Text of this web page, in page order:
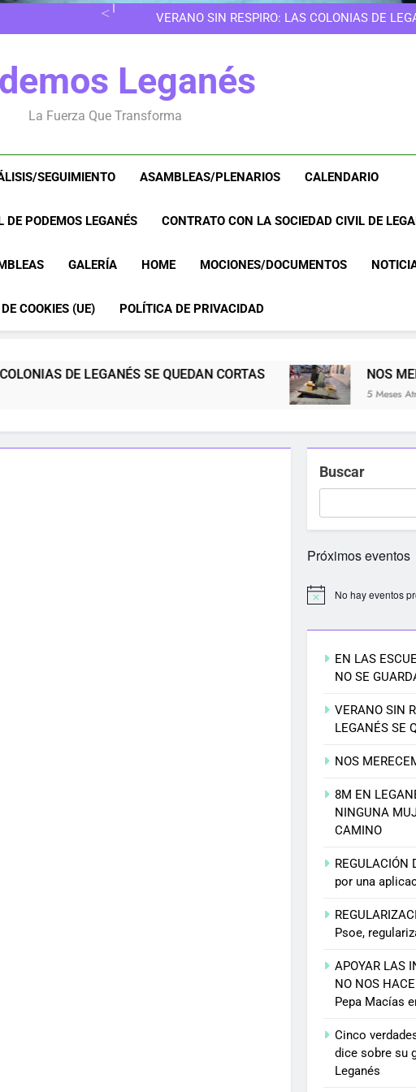
EN LAS ESCUELAS INFANTILES
VERANO SIN RESPIRO: LAS COLONIAS DE
NOS
VERANO SIN RESPIRO: LAS COLONIAS DE
Leganés
La Fuerza Que Transforma
SEGUIMIENTO ASAMBLEAS/PLENARIOS CALENDARIO
PODEMOS LEGANÉS CONTRATO CON LA SOCIEDAD CIVIL DE
GALERÍA HOME MOCIONES/DOCUMENTOS
COOKIES (UE) POLÍTICA DE PRIVACIDAD
LEGANÉS SE QUEDAN CORTAS NOS MERECEMOS
5 Meses Atrás
Buscar
Próximos eventos
No hay eventos
EN LAS
NO SE
VERANO SIN
LEGANÉS SE
NOS
8M EN
NINGUNA
CAMINO
REGULACIÓN
por una
Psoe,
APOYAR LAS
NO NOS
Pepa Macías
Cinco
dice sobre su
Leganés